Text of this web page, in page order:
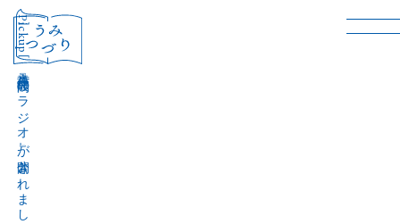
［Pickup］
音声作品『波間のラジオ』が公開されました！